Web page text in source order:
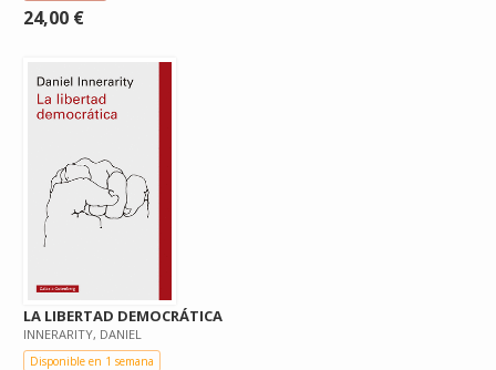
24,00 €
LA LIBERTAD DEMOCRÁTICA
INNERARITY, DANIEL
Disponible en 1 semana